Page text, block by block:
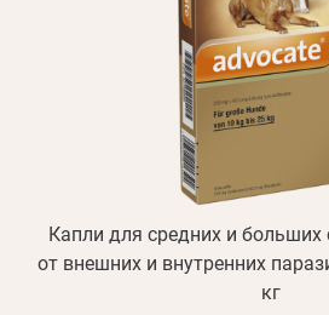
Капли для средних и
от внешних и внутренних
кг